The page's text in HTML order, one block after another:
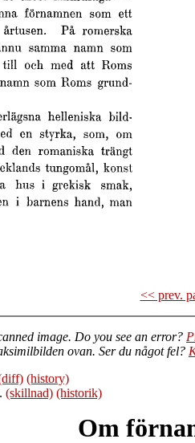
<< prev.
image. Do you see an error?
ovan. Ser du något fel?
(history)
. (skillnad) (historik)
Om